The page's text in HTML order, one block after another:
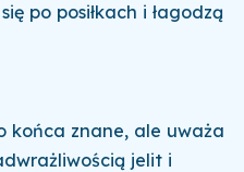
po posiłkach i łagodzą
końca znane, ale uważa
jelit i